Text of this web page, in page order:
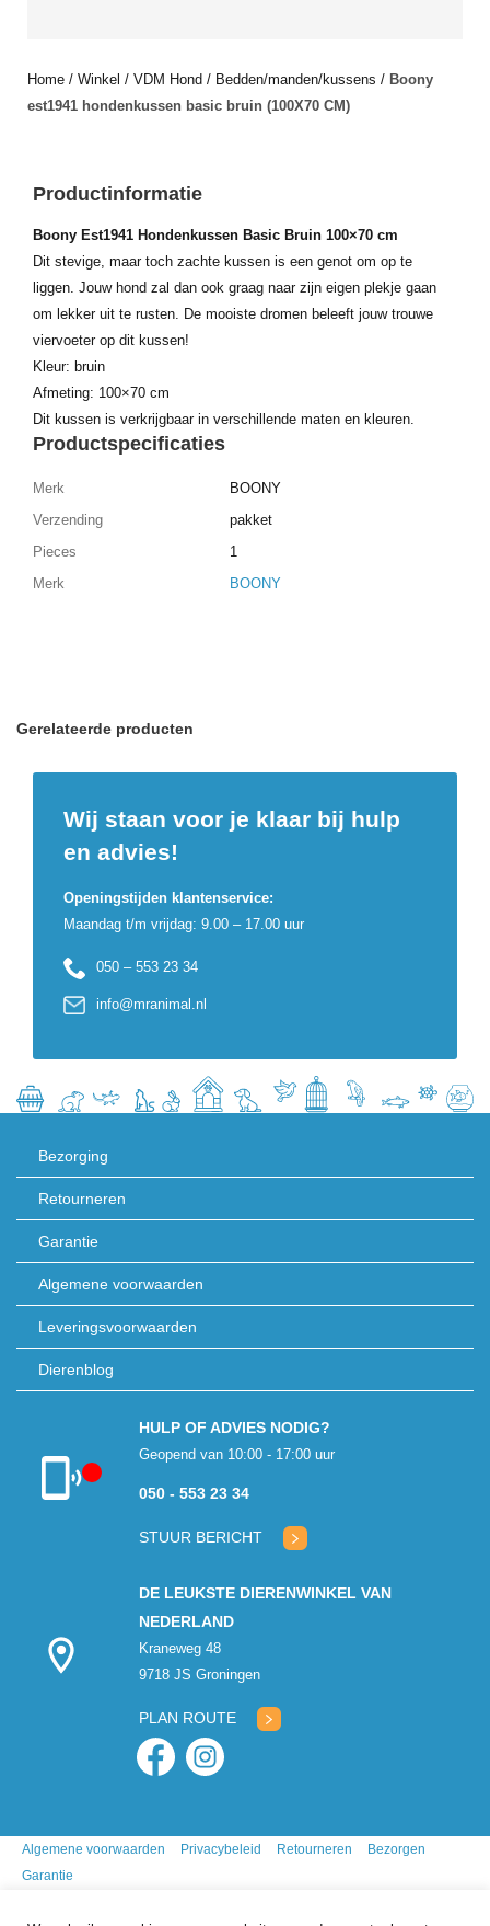
Home / Winkel / VDM Hond / Bedden/manden/kussens / Boony
est1941 hondenkussen basic bruin (100X70 CM)
Productinformatie
Boony Est1941 Hondenkussen Basic Bruin 100×70 cm
Dit stevige, maar toch zachte kussen is een genot om op te
liggen. Jouw hond zal dan ook graag naar zijn eigen plekje gaan
om lekker uit te rusten. De mooiste dromen beleeft jouw trouwe
viervoeter op dit kussen!
Kleur: bruin
Afmeting: 100×70 cm
Dit kussen is verkrijgbaar in verschillende maten en kleuren.
Productspecificaties
Merk
BOONY
Verzending
pakket
Pieces
1
Merk
BOONY
Gerelateerde producten
Wij staan voor je klaar bij hulp
en advies!
Openingstijden klantenservice:
Maandag t/m vrijdag: 9.00 – 17.00 uur
050 – 553 23 34
info@mranimal.nl
Bezorging
Retourneren
Garantie
Algemene voorwaarden
Leveringsvoorwaarden
Dierenblog
Klantenservice
HULP OF ADVIES NODIG?
Geopend van 10:00 - 17:00 uur
050 - 553 23 34
STUUR BERICHT
DE LEUKSTE DIERENWINKEL VAN
NEDERLAND
Kraneweg 48
9718 JS Groningen
PLAN ROUTE
Algemene voorwaarden Privacybeleid Retourneren
Bezorgen
Garantie